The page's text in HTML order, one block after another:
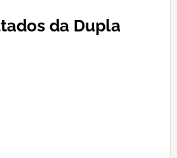
da Dupla